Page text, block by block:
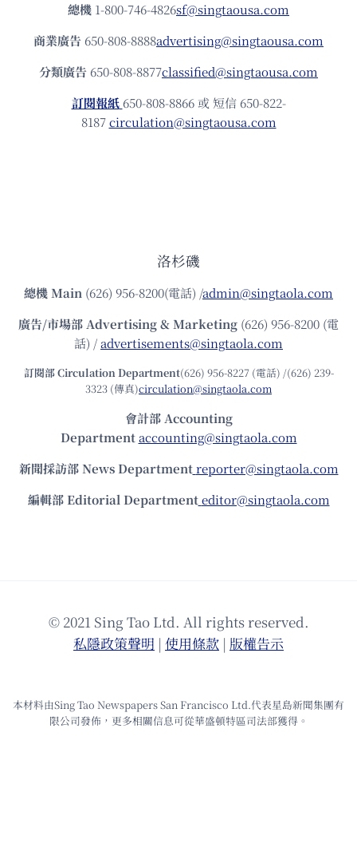
總機 1-800-746-4826sf@singtaousa.com
商業廣告 650-808-8888advertising@singtaousa.com
分類廣告 650-808-8877classified@singtaousa.com
訂閱報紙 650-808-8866 或 短信 650-822-
8187circulation@singtaousa.com
洛杉磯
總機Main (626) 956-8200(電話) /admin@singtaola.com
廣告/市場部Advertising & Marketing (626) 956-8200 (電
話) /advertisements@singtaola.com
訂閱部 Circulation Department(626) 956-8227 (電話) /(626) 239-
3323 (傳真)circulation@singtaola.com
會計部 Accounting
Department accounting@singtaola.com
新聞採訪部 News Department reporter@singtaola.com
編輯部 Editorial Department editor@singtaola.com
© 2021 Sing Tao Ltd. All rights reserved.
私隱政策聲明 | 使⽤條款 | 版權告⽰
本材料由Sing Tao Newspapers San Francisco Ltd.代表星島新聞集團有
限公司發佈，更多相關信息可從華盛頓特區司法部獲得。